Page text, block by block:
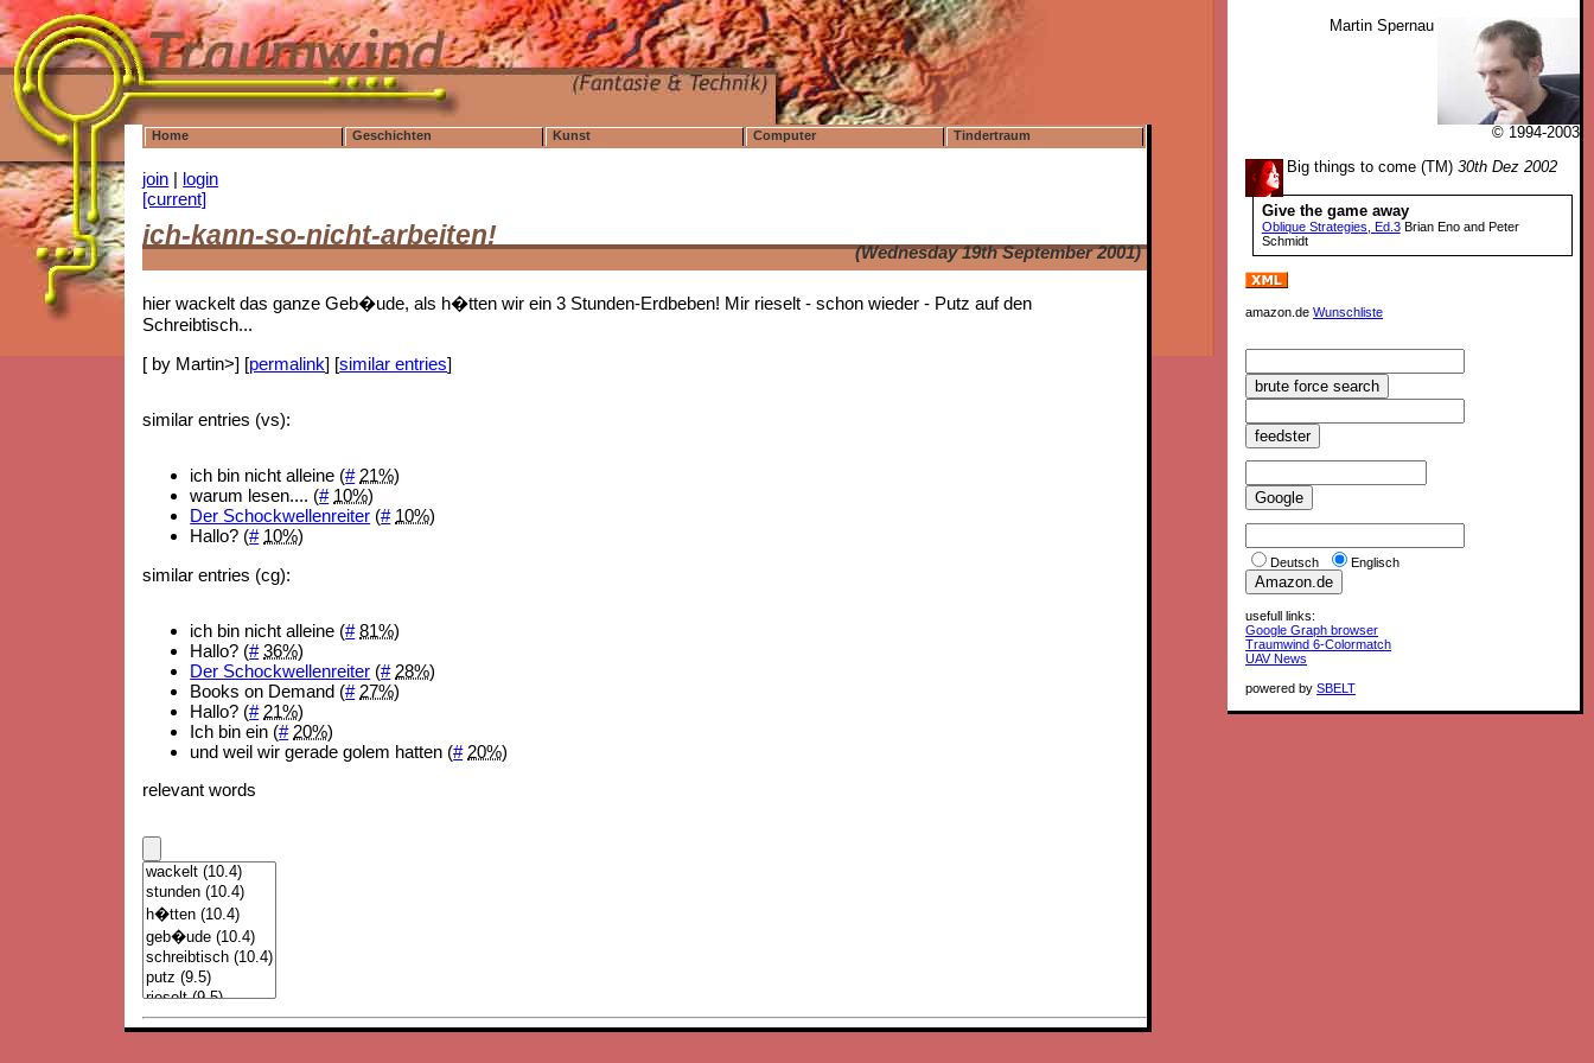
Home Geschichten Kunst Computer Tindertraum
join | login
[current]
ich-kann-so-nicht-arbeiten!
(Wednesday 19th September 2001)
hier wackelt das ganze Geb�ude, als h�tten wir ein 3 Stunden-Erdbeben! Mir rieselt - schon wieder - Putz auf den
Schreibtisch...
[ by Martin>] [permalink] [similar entries]
similar entries (vs):
ich bin nicht alleine (# 21%)
warum lesen.... (# 10%)
Der Schockwellenreiter (# 10%)
Hallo? (# 10%)
similar entries (cg):
ich bin nicht alleine (# 81%)
Hallo? (# 36%)
Der Schockwellenreiter (# 28%)
Books on Demand (# 27%)
Hallo? (# 21%)
Ich bin ein (# 20%)
und weil wir gerade golem hatten (# 20%)
relevant words
Martin Spernau
© 1994-2003
Big things to come (TM)30th Dez 2002
Give the game away
Oblique Strategies, Ed.3Brian Eno and Peter
Schmidt
amazon.deWunschliste
Deutsch Englisch
usefull links:
Google Graph browser
Traumwind 6-Colormatch
UAV News
powered bySBELT